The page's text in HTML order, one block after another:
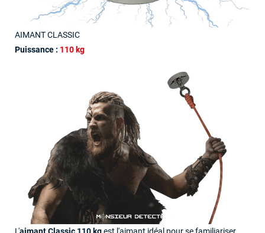
AIMANT CLASSIC
Puissance : 110 kg